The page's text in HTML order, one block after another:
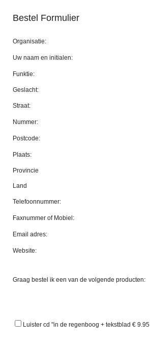
Bestel Formulier
Organisatie:
Uw naam en initialen:
Funktie:
Geslacht:
Straat:
Nummer:
Postcode:
Plaats:
Provincie
Land
Telefoonnummer:
Faxnummer of Mobiel:
Email adres:
Website:
Graag bestel ik een van de volgende producten:
Luister cd "in de regenboog + tekstblad € 9.95